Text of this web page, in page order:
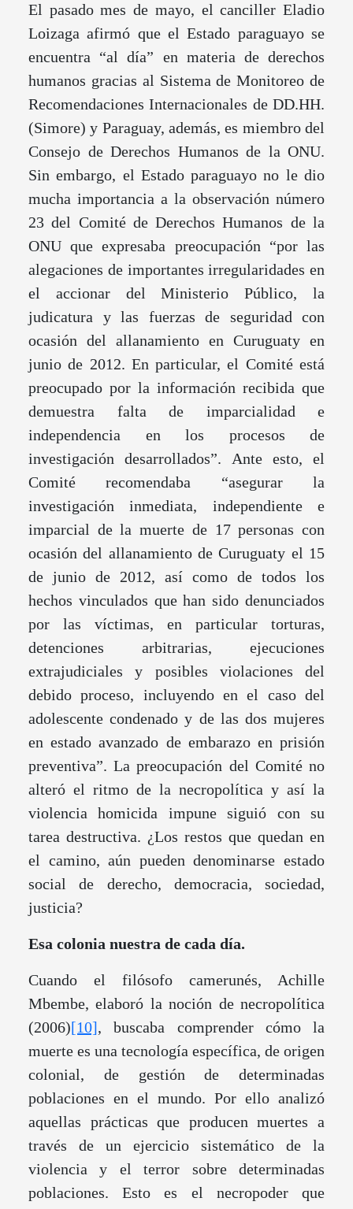
El pasado mes de mayo, el canciller Eladio
Loizaga afirmó que el Estado paraguayo se
encuentra “al día” en materia de derechos
humanos gracias al Sistema de Monitoreo de
Recomendaciones Internacionales de DD.HH.
(Simore) y Paraguay, además, es miembro del
Consejo de Derechos Humanos de la ONU.
Sin embargo, el Estado paraguayo no le dio
mucha importancia a la observación número
23 del Comité de Derechos Humanos de la
ONU que expresaba preocupación “por las
alegaciones de importantes irregularidades en
el accionar del Ministerio Público, la
judicatura y las fuerzas de seguridad con
ocasión del allanamiento en Curuguaty en
junio de 2012. En particular, el Comité está
preocupado por la información recibida que
demuestra falta de imparcialidad e
independencia en los procesos de
investigación desarrollados”. Ante esto, el
Comité recomendaba “asegurar la
investigación inmediata, independiente e
imparcial de la muerte de 17 personas con
ocasión del allanamiento de Curuguaty el 15
de junio de 2012, así como de todos los
hechos vinculados que han sido denunciados
por las víctimas, en particular torturas,
detenciones arbitrarias, ejecuciones
extrajudiciales y posibles violaciones del
debido proceso, incluyendo en el caso del
adolescente condenado y de las dos mujeres
en estado avanzado de embarazo en prisión
preventiva”. La preocupación del Comité no
alteró el ritmo de la necropolítica y así la
violencia homicida impune siguió con su
tarea destructiva. ¿Los restos que quedan en
el camino, aún pueden denominarse estado
social de derecho, democracia, sociedad,
justicia?
Esa colonia nuestra de cada día.
Cuando el filósofo camerunés, Achille
Mbembe, elaboró la noción de necropolítica
(2006)[10], buscaba comprender cómo la
muerte es una tecnología específica, de origen
colonial, de gestión de determinadas
poblaciones en el mundo. Por ello analizó
aquellas prácticas que producen muertes a
través de un ejercicio sistemático de la
violencia y el terror sobre determinadas
poblaciones. Esto es el necropoder que